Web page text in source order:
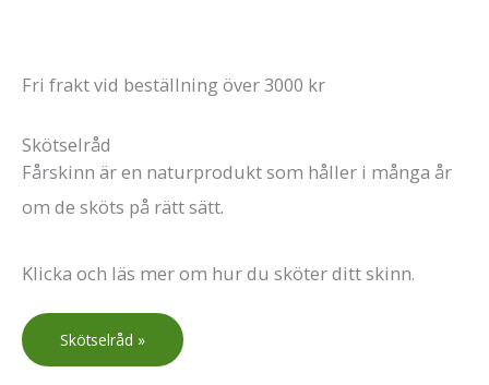
Fri frakt vid beställning över 3000 kr
Skötselråd
Fårskinn är en naturprodukt som håller i många år
om de sköts på rätt sätt.
Klicka och läs mer om hur du sköter ditt skinn.
Skötselråd »